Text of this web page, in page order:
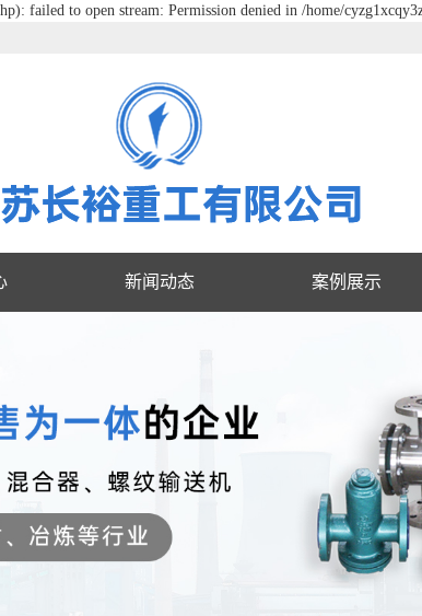
failed to open stream: Permission denied in /home/
新闻动态 案例展示